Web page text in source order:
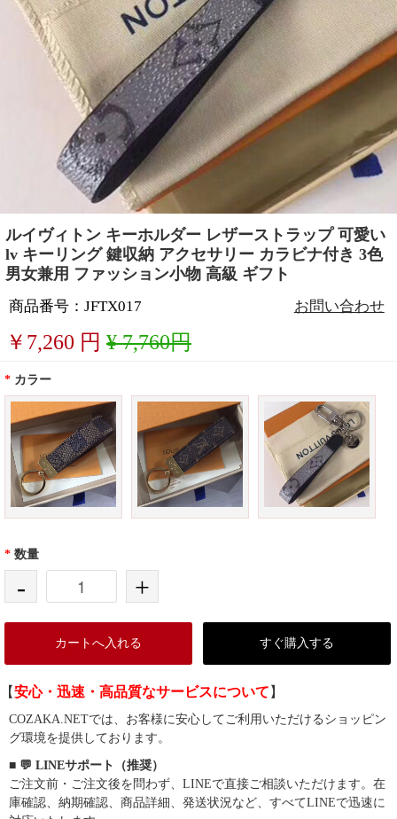
ルイヴィトン キーホルダー レザーストラップ 可愛い
lv キーリング 鍵収納 アクセサリー カラビナ付き 3色
男女兼用 ファッション小物 高級 ギフト
商品番号：JFTX017 お問い合わせ
￥ 7,260 円 ¥ 7,760円
* カラー
* 数量
- +
カートへ入れる すぐ購入する
【安心・迅速・高品質なサービスについて 】
COZAKA.NETでは、お客様に安心してご利用いただけるショッピン
グ環境を提供しております。
■ 💬 LINEサポート（推奨）
ご注文前・ご注文後を問わず、LINEで直接ご相談いただけます。在
庫確認、納期確認、商品詳細、発送状況など、すべてLINEで迅速に